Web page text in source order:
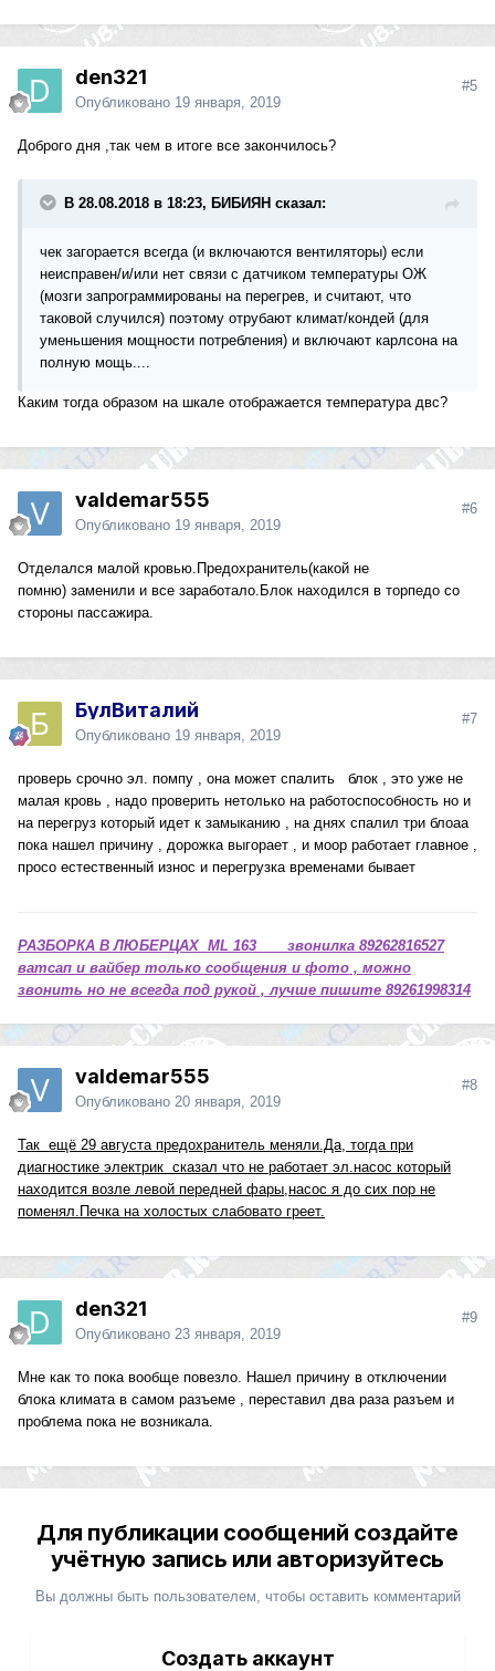
den321
Опубликовано 19 января, 2019
#5
Доброго дня ,так чем в итоге все закончилось?
В 28.08.2018 в 18:23, БИБИЯН сказал:
чек загорается всегда (и включаются вентиляторы) если
неисправен/и/или нет связи с датчиком температуры ОЖ
(мозги запрограммированы на перегрев, и считают, что
таковой случился) поэтому отрубают климат/кондей (для
уменьшения мощности потребления) и включают карлсона на
полную мощь....
Каким тогда образом на шкале отображается температура двс?
valdemar555
Опубликовано 19 января, 2019
#6
Отделался малой кровью.Предохранитель(какой не
помню) заменили и все заработало.Блок находился в торпедо со
стороны пассажира.
БулВиталий
Опубликовано 19 января, 2019
#7
проверь срочно эл. помпу , она может спалить блок , это уже не
малая кровь , надо проверить нетолько на работоспособность но и
на перегруз который идет к замыканию , на днях спалил три блоаа
пока нашел причину , дорожка выгорает , и моор работает главное ,
просо естественный износ и перегрузка временами бывает
РАЗБОРКА В ЛЮБЕРЦАХ ML 163 звонилка 89262816527
ватсап и вайбер только сообщения и фото , можно
звонить но не всегда под рукой , лучше пишите 89261998314
valdemar555
Опубликовано 20 января, 2019
#8
Так ещё 29 августа предохранитель меняли.Да, тогда при
диагностике электрик сказал что не работает эл.насос который
находится возле левой передней фары,насос я до сих пор не
поменял.Печка на холостых слабовато греет.
den321
Опубликовано 23 января, 2019
#9
Мне как то пока вообще повезло. Нашел причину в отключении
блока климата в самом разъеме , переставил два раза разъем и
проблема пока не возникала.
Для публикации сообщений создайте
учётную запись или авторизуйтесь
Вы должны быть пользователем, чтобы оставить комментарий
Создать аккаунт